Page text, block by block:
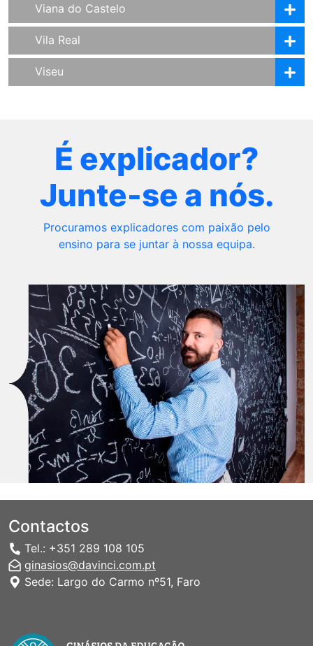
Viana do Castelo
Vila Real
Viseu
É explicador?
Junte-se a nós.
Procuramos explicadores com paixão pelo
ensino para se juntar à nossa equipa.
Contactos
Tel.: +351 289 108 105
ginasios@davinci.com.pt
Sede: Largo do Carmo nº51, Faro